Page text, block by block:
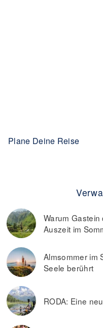
Plane Deine Reise
Warum
Auszeit im
Almsommer im
Seele berührt
RODA: Eine